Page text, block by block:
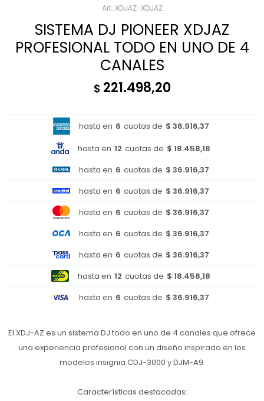
XDJAZ-XDJAZ
SISTEMA DJ PIONEER XDJAZ
PROFESIONAL TODO EN UNO DE 4
CANALES
$ 221.498,20
hasta en 6 cuotas de $ 36.916,37
hasta en 12 cuotas de $ 18.458,18
hasta en 6 cuotas de $ 36.916,37
hasta en 6 cuotas de $ 36.916,37
hasta en 6 cuotas de $ 36.916,37
hasta en 6 cuotas de $ 36.916,37
hasta en 6 cuotas de $ 36.916,37
hasta en 12 cuotas de $ 18.458,18
hasta en 6 cuotas de $ 36.916,37
El XDJ-AZ es un sistema DJ todo en uno de 4 canales que ofrece
una experiencia profesional con un diseño inspirado en los
modelos insignia CDJ-3000 y DJM-A9.
Características destacadas: